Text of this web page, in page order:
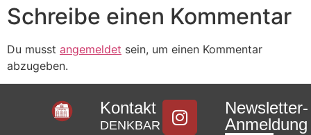
Schreibe einen Kommentar
Du musst angemeldet sein, um einen Kommentar
abzugeben.
Kontakt
DENKBAR
Newsletter-
Anmeldung